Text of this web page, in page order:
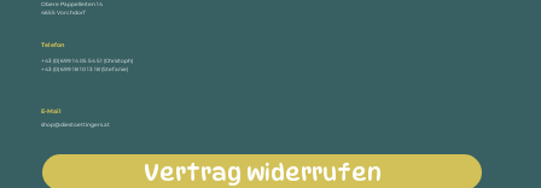
Obere Pappelleiten 14
4655 Vorchdorf
Telefon
+43 (0) 699 14 05 54 51 (Christoph)
+43 (0) 699 18 10 13 18 (Stefanie)
E-Mail
shop@diestoettingers.at
Vertrag widerrufen